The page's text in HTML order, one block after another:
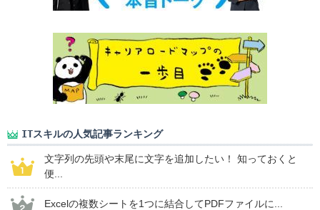
ITスキルの人気記事ランキング
文字列の先頭や末尾に文字を追加したい！ 知っておくと
便...
Excelの複数シートを1つに結合してPDFファイルに...